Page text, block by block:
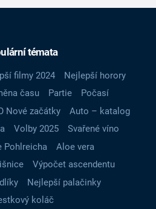
témata
filmy 2024
Nejlepší horory
času Partie
Počasí
Nové začátky
Auto – katalog
Volby 2025
Svařené víno
Pohlreicha
Aloe vera
Výpočet ascendentu
Nejlepší palačinky
koláč